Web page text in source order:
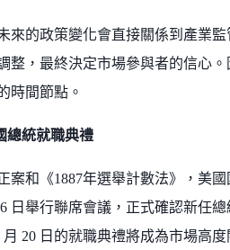
來的政策變化會直接關係到產業監
整，最終決定市場參與者的信心。
時間節點。
總統就職典禮
案和《1887年選舉計數法》，美國
日舉行聯席會議，正式確認新任總
月 20 日的就職典禮將成為市場高度